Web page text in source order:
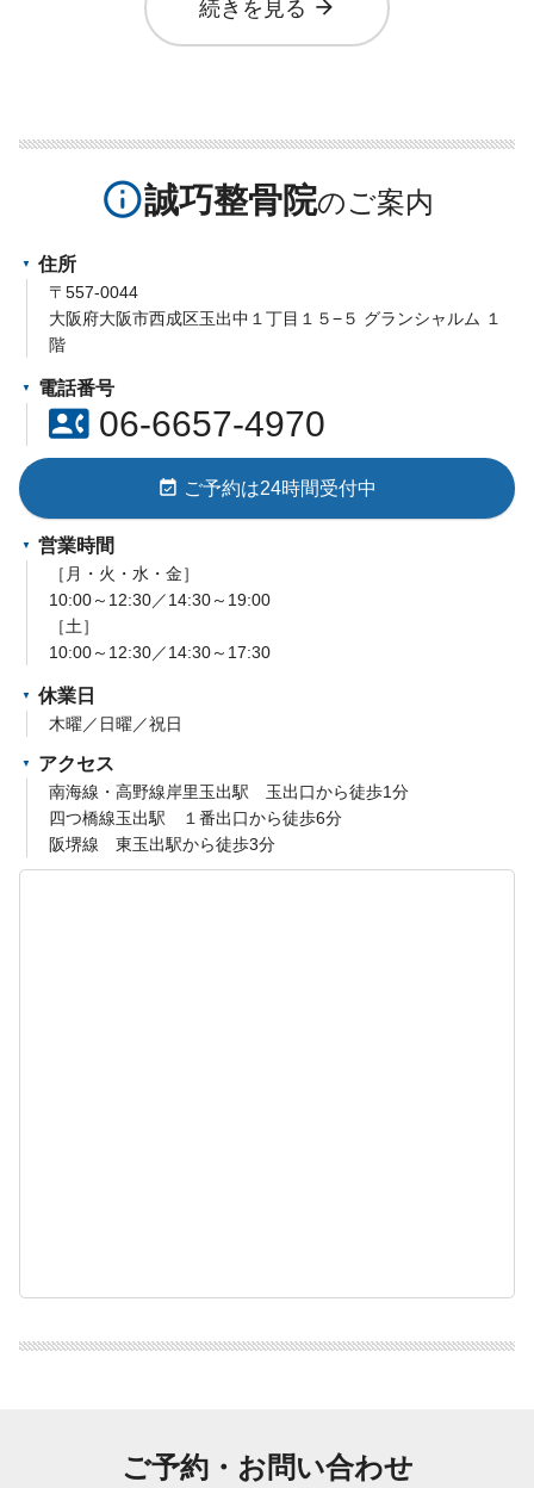
続きを見る arrow_forward
info_outline誠巧整骨院
住所
〒557-0044
大阪府大阪市西成区玉出中１丁目１５−５ グランシャルム １
階
電話番号
contact_phone06-6657-4970
event_available ご予約は24時間受付中
営業時間
［月・火・水・金］
10:00～12:30／14:30～19:00
［土］
10:00～12:30／14:30～17:30
休業日
木曜／日曜／祝日
アクセス
南海線・高野線岸里玉出駅 玉出口から徒歩1分
四つ橋線玉出駅 １番出口から徒歩6分
阪堺線 東玉出駅から徒歩3分
ご予約・お問い合わせ